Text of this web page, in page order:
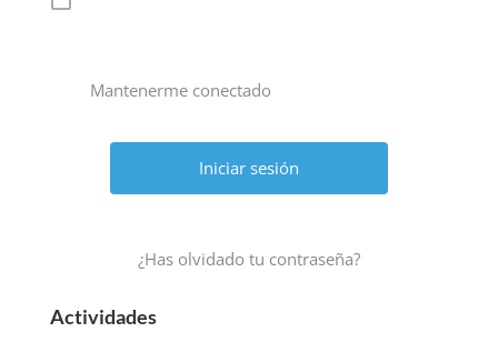
Mantenerme conectado
¿Has olvidado tu contraseña?
Actividades